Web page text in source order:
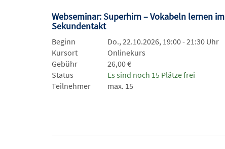
Webseminar: Superhirn – Vokabeln lernen im
Sekundentakt
Beginn
Do., 22.10.2026, 19:00 - 21:30 Uhr
Kursort
Onlinekurs
Gebühr
26,00 €
Status
Es sind noch 15 Plätze frei
Teilnehmer
max. 15